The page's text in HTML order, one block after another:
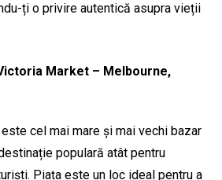
ți o privire autentică asupra vieții
Market – Melbourne,
cel mai mare și mai vechi bazar
populară atât pentru
Piața este un loc ideal pentru a